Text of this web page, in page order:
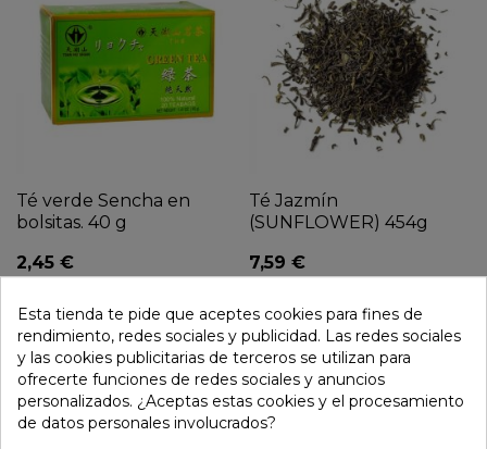
Té verde Sencha en
bolsitas. 40 g
2,45 €
Té Jazmín
(SUNFLOWER) 454g
7,59 €
Esta tienda te pide que aceptes cookies para fines de
rendimiento, redes sociales y publicidad. Las redes sociales
y las cookies publicitarias de terceros se utilizan para
ofrecerte funciones de redes sociales y anuncios
personalizados. ¿Aceptas estas cookies y el procesamiento
de datos personales involucrados?